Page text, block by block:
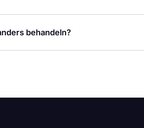
behandeln?